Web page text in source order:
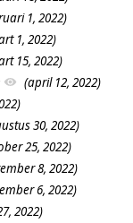
1, 2022)
1, 2022)
15, 2022)
(april 12, 2022)
30, 2022)
25, 2022)
8, 2022)
6, 2022)
2022)